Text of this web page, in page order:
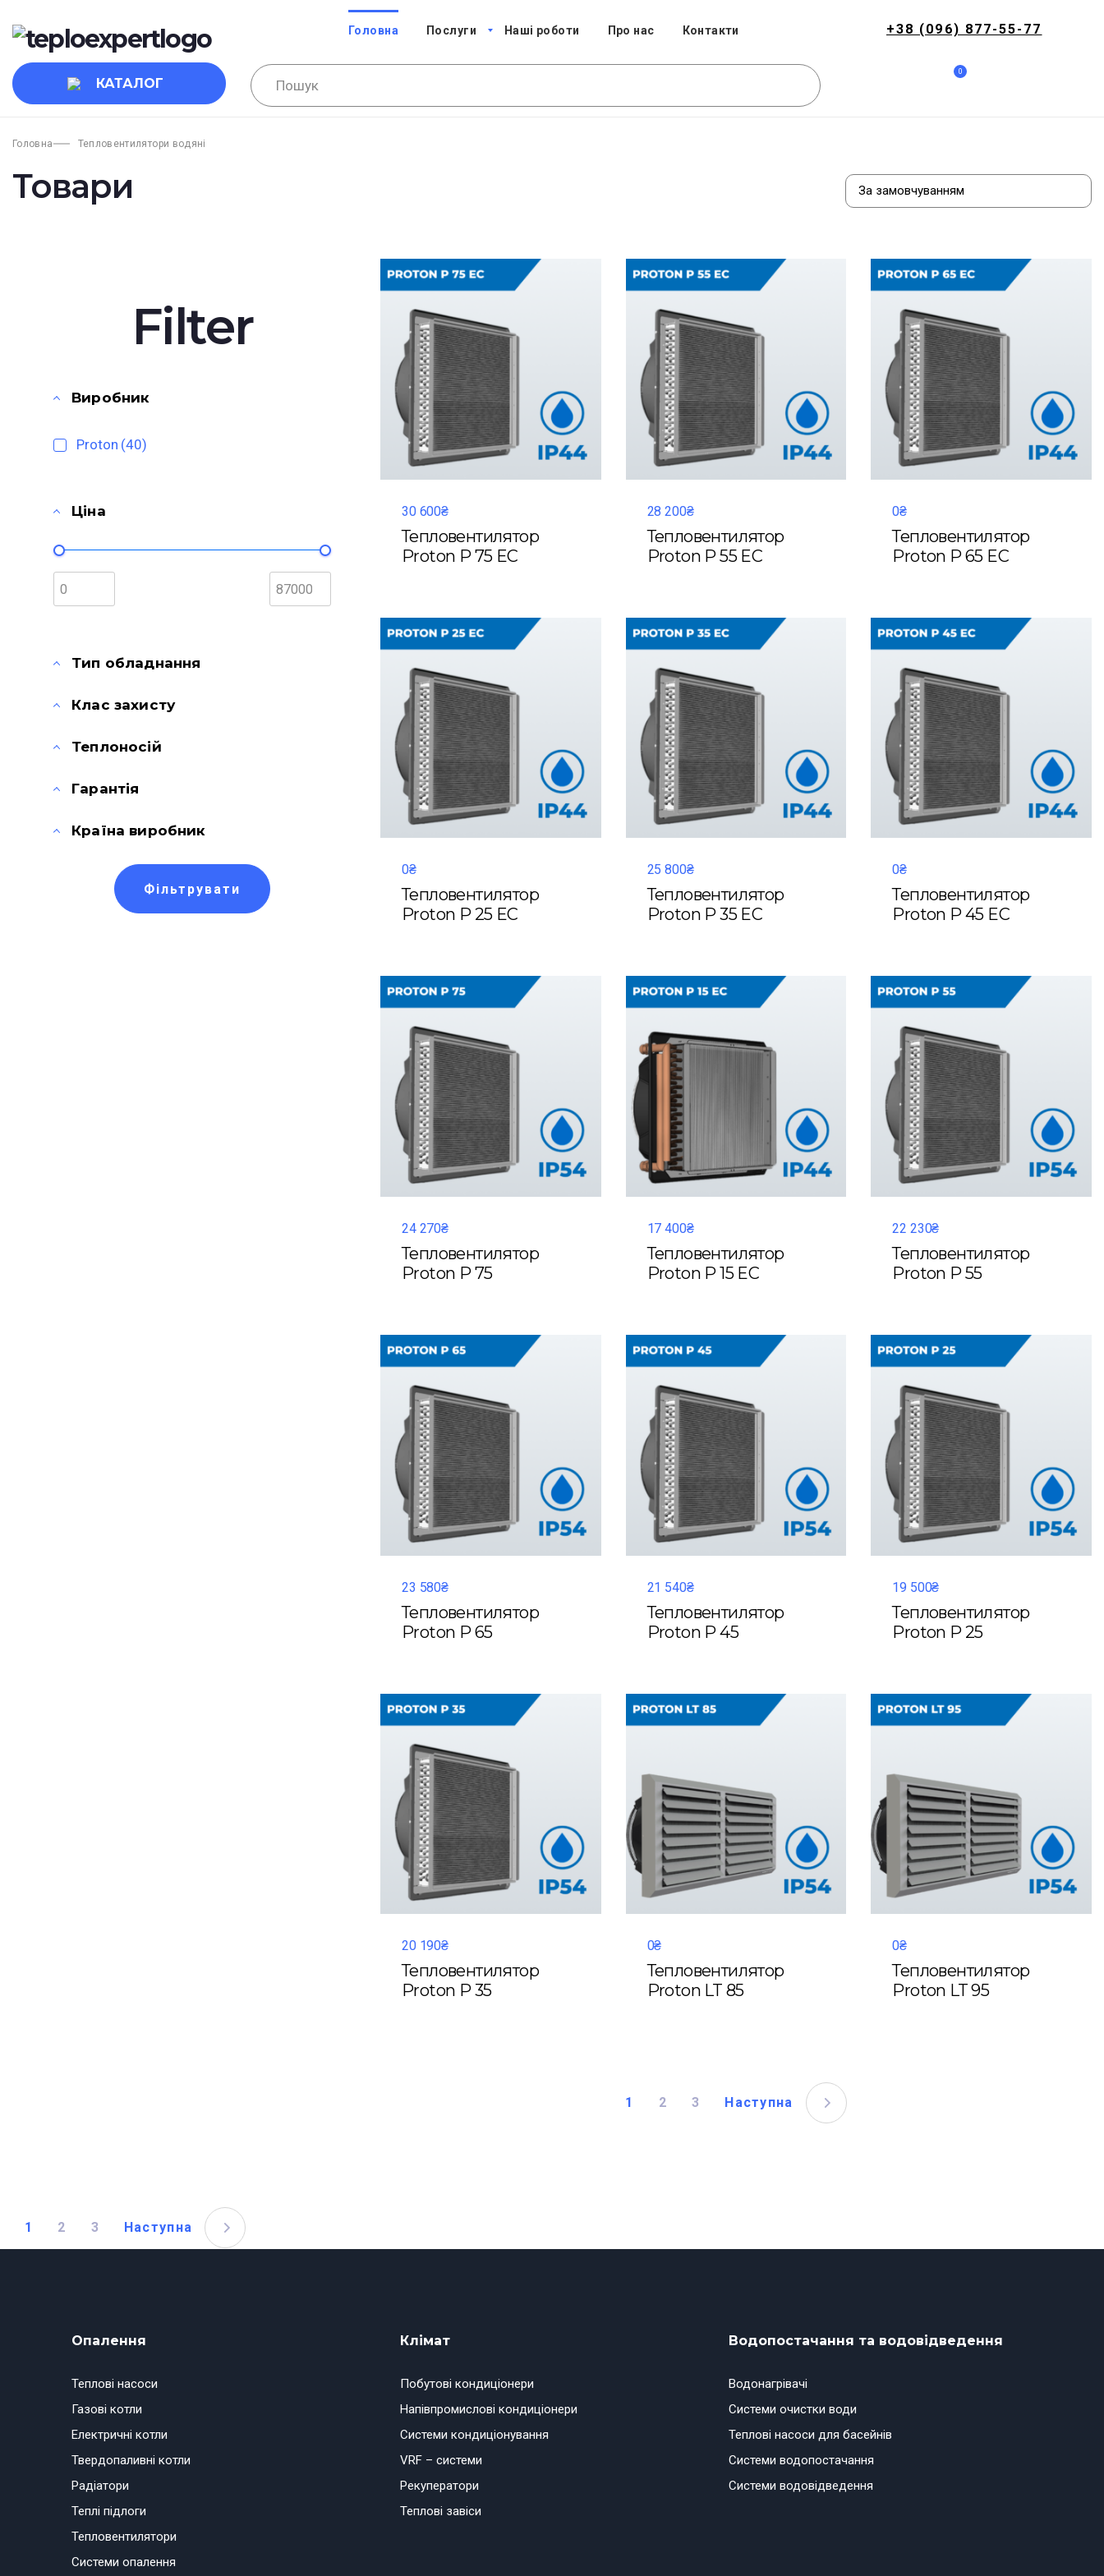
Головна Послуги Наші роботи Про нас Контакти +38 (096) 877-55-77
КАТАЛОГ
0
Головна Тепловентилятори водяні
Товари
Filter
Виробник
Proton (40)
Ціна
Тип обладнання
Клас захисту
Теплоносій
Гарантія
Країна виробник
Фільтрувати
30 600₴
Тепловентилятор
Proton P 75 EC
28 200₴
Тепловентилятор
Proton P 55 EC
0₴
Тепловентилятор
Proton P 65 EC
0₴
Тепловентилятор
Proton P 25 EC
25 800₴
Тепловентилятор
Proton P 35 EC
0₴
Тепловентилятор
Proton P 45 EC
24 270₴
Тепловентилятор
Proton P 75
17 400₴
Тепловентилятор
Proton P 15 EC
22 230₴
Тепловентилятор
Proton P 55
23 580₴
Тепловентилятор
Proton P 65
21 540₴
Тепловентилятор
Proton P 45
19 500₴
Тепловентилятор
Proton P 25
20 190₴
Тепловентилятор
Proton P 35
0₴
Тепловентилятор
Proton LT 85
0₴
Тепловентилятор
Proton LT 95
1 2 3 Наступна
1 2 3 Наступна
Опалення
Теплові насоси
Газові котли
Електричні котли
Твердопаливні котли
Радіатори
Теплі підлоги
Тепловентилятори
Системи опалення
Клімат
Побутові кондиціонери
Напівпромислові кондиціонери
Системи кондиціонування
VRF – системи
Рекуператори
Теплові завіси
Водопостачання та водовідведення
Водонагрівачі
Системи очистки води
Теплові насоси для басейнів
Системи водопостачання
Системи водовідведення